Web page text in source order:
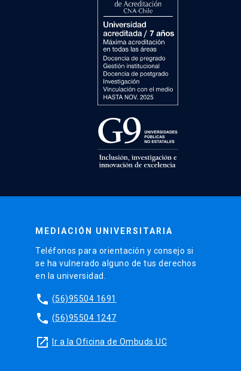
MEDIACIÓN UNIVERSITARIA
Teléfonos para orientación y consejo si
se ha vulnerado alguno de tus derechos
en la universidad.
phone (56)95504 1691
phone (56)95504 1247
launch Ir a la Oficina de Ombuds UC